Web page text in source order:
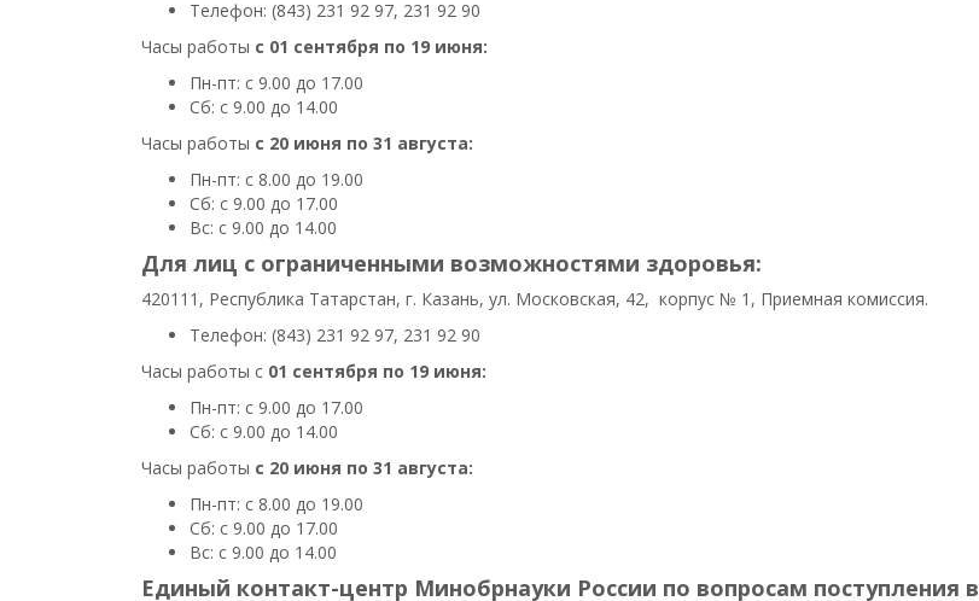
Телефон: (843) 231 92 97, 231 92 90
Часы работы с 01 сентября по 19 июня:
Пн-пт: с 9.00 до 17.00
Сб: с 9.00 до 14.00
Часы работы с 20 июня по 31 августа:
Пн-пт: с 8.00 до 19.00
Сб: с 9.00 до 17.00
Вс: с 9.00 до 14.00
Для лиц с ограниченными возможностями здоровья:
420111, Республика Татарстан, г. Казань, ул. Московская, 42, корпус № 1, Приемная комиссия.
Телефон: (843) 231 92 97, 231 92 90
Часы работы с 01 сентября по 19 июня:
Пн-пт: с 9.00 до 17.00
Сб: с 9.00 до 14.00
Часы работы с 20 июня по 31 августа:
Пн-пт: с 8.00 до 19.00
Сб: с 9.00 до 17.00
Вс: с 9.00 до 14.00
Единый контакт-центр Минобрнауки России по вопросам поступления в